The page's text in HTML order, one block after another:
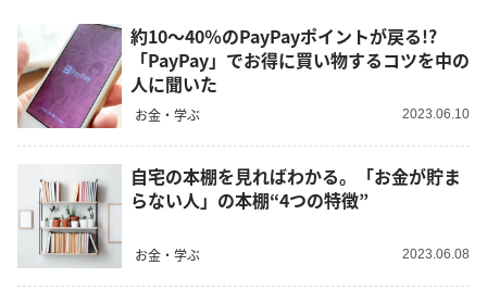
約10～40％のPayPayポイントが戻る!?
「PayPay」でお得に買い物するコツを中の
人に聞いた
お金・学ぶ 2023.06.10
自宅の本棚を見ればわかる。「お金が貯ま
らない人」の本棚“4つの特徴”
お金・学ぶ 2023.06.08